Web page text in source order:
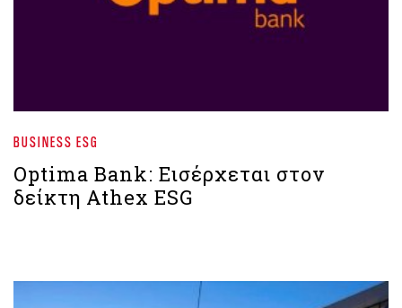
BUSINESS ESG
Optima Bank: Εισέρχεται στον
δείκτη Athex ESG